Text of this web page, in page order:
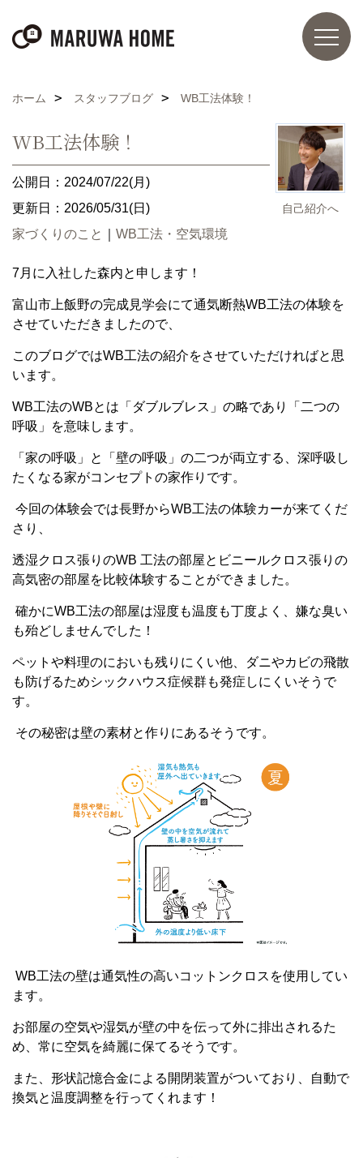
ホーム スタッフブログ WB工法体験！
自己紹介へ
WB工法体験！
公開日：2024/07/22(月)
更新日：2026/05/31(日)
家づくりのこと
WB工法・空気環境
7月に入社した森内と申します！
富山市上飯野の完成見学会にて通気断熱WB工法の体験を
させていただきましたので、
このブログではWB工法の紹介をさせていただければと思
います。
WB工法のWBと は「ダブルブレス」の略であり「二つの
呼吸」を意味します。
「家の呼吸」と「壁の呼吸」の二つが両立する、深呼吸し
たくなる家がコンセプトの家作りです。
今回の体験会では長野からWB工法の体験カーが来てくだ
さり、
透湿クロス張りのWB 工法の部屋とビニールクロス張りの
高気密の部屋を比較体験することができました。
確かにWB工法の部屋は湿度も温度も丁度よく、嫌な臭い
も殆どしませんでした！
ペットや料理のにおいも残りにくい他、ダニやカビの飛散
も防げるためシックハウス症候群も発症しにくいそうで
す。
その秘密は壁の素材と作りにあるそうです。
WB工法の壁は通気性の高いコットンクロスを使用してい
ます。
お部屋の空気や湿気が壁の中を伝って外に排出されるた
め、常に空気を綺麗に保てるそうです。
また、形状記憶合金による開閉装置がついており、自動で
換気と温度調整を行ってくれます！